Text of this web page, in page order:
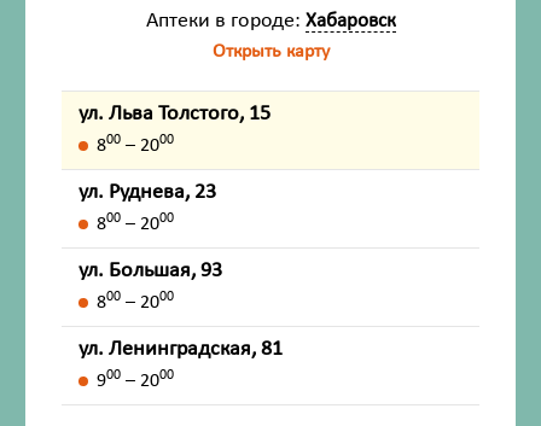
Противопоказания
Применение при беременности и в
период грудного вскармливания
Способ применения и дозы
Побочное действие
Передозировка
Лекарственное взаимодействие
Особые указания
Аптеки в городе: Хабаровск
Открыть карту
ул. Льва Толстого, 15
800 – 2000
ул. Руднева, 23
800 – 2000
ул. Большая, 93
800 – 2000
ул. Ленинградская, 81
900 – 2000